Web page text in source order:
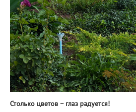
Столько цветов – глаз радуется!